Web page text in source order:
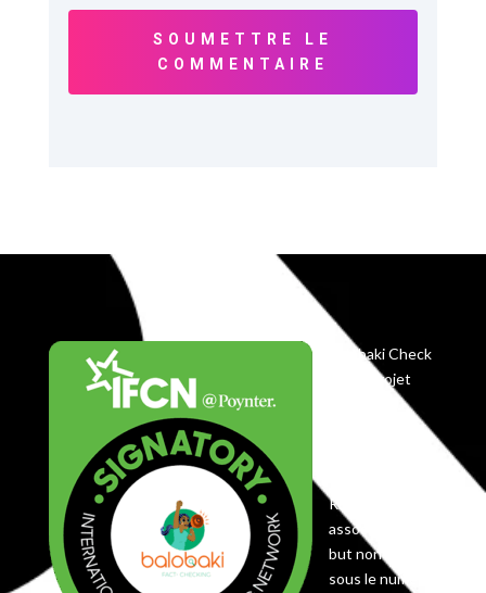
SOUMETTRE LE
COMMENTAIRE
Balobaki Check
est le projet
éditorial du
RDC comme
association à
but non lucratif
sous le numéro